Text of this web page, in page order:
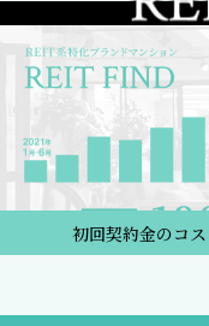
初回契約金のコ